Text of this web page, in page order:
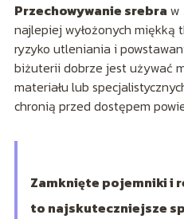
Przechowywanie srebra w
najlepiej wyłożonych miękką
ryzyko utleniania i
biżuterii dobrze jest używać
materiału lub
chronią przed dostępem
Zamknięte pojemniki i
to najskuteczniejsze